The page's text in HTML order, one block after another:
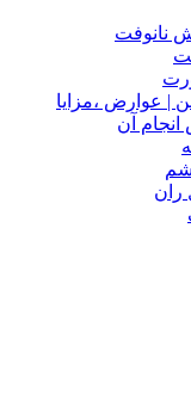
نانوفت
| عوارض ،مزایا
آن
ران